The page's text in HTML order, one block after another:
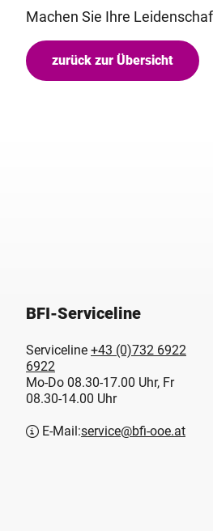
Machen Sie Ihre
zurück zur Übersicht
BFI-Serviceline
Serviceline +43 (0)732 6922
6922
Mo-Do 08.30-17.00 Uhr, Fr
08.30-14.00 Uhr
E-Mail:service@bfi-ooe.at